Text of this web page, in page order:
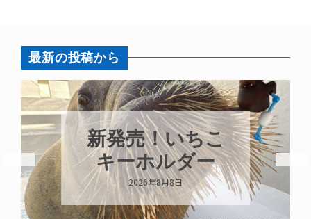
最新の投稿から
新発売！いちこ
キーホルダー
2026年8月8日